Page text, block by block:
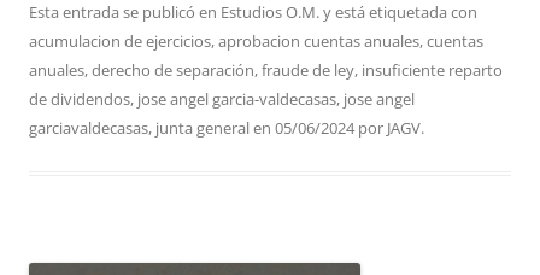
Esta entrada se publicó en Estudios O.M.y está etiquetada con
acumulacion de ejercicios,aprobacion cuentas anuales,cuentas
anuales,derecho de separación,fraude de ley, insuficiente reparto
de dividendos, jose angel garcia-valdecasas, jose angel
garciavaldecasas, junta generalen 05/06/2024por JAGV.